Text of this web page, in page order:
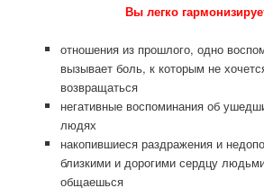
Вы легко
отношения из прошлого, одно
вызывает боль, к которым не
возвращаться
негативные воспоминания об
людях
накопившиеся раздражения и
близкими и дорогими сердцу
общаешься